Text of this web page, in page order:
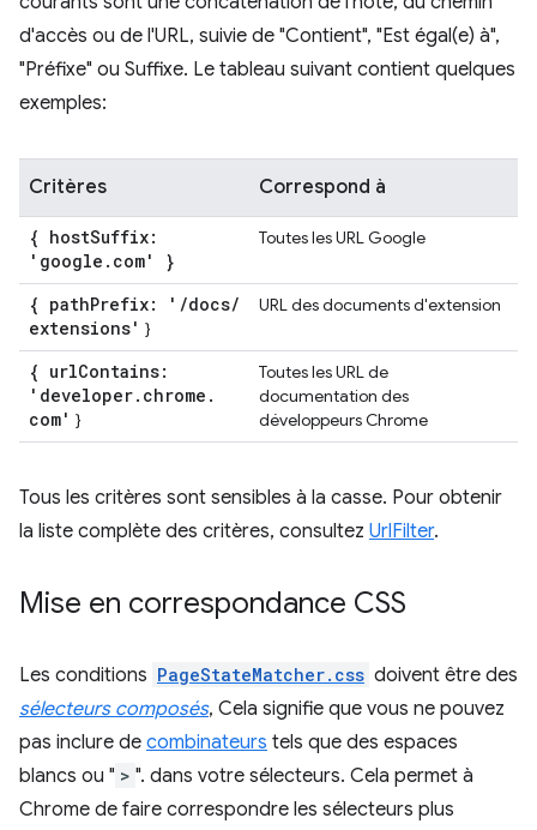
d'accès ou de l'URL, suivie de "Contient", "Est égal(e) à",
"Préfixe" ou Suffixe. Le tableau suivant contient quelques
exemples:
Critères Correspond à
{ hostSuffix:
'google . com' }
Toutes les URL Google
{ pathPrefix: ' /docs/
extensions' }
URL des documents d'extension
{ urlContains:
'developer. chrome .
com' }
Toutes les URL de
documentation des
développeurs Chrome
Tous les critères sont sensibles à la casse. Pour obtenir
la liste complète des critères, consultez UrlFilter.
Mise en correspondance CSS
Les conditions PageStateMatcher.css doivent être des
sélecteurs composés, Cela signifie que vous ne pouvez
pas inclure de combinateurs tels que des espaces
blancs ou " > ". dans votre sélecteurs. Cela permet à
Chrome de faire correspondre les sélecteurs plus